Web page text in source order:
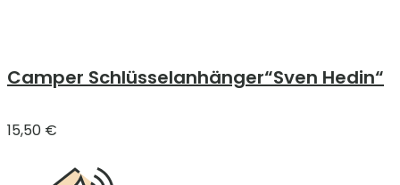
Camper Schlüsselanhänger“Sven Hedin“
15,50 €